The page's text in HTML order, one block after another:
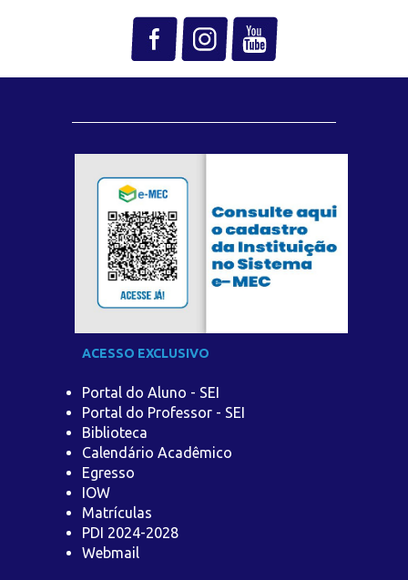
ACESSO EXCLUSIVO
Portal do Aluno - SEI
Portal do Professor - SEI
Biblioteca
Calendário Acadêmico
Egresso
IOW
Matrículas
PDI 2024-2028
Webmail